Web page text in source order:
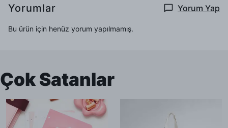
Yorumlar Yorum Yap
Bu ürün için henüz yorum yapılmamış.
Çok Satanlar